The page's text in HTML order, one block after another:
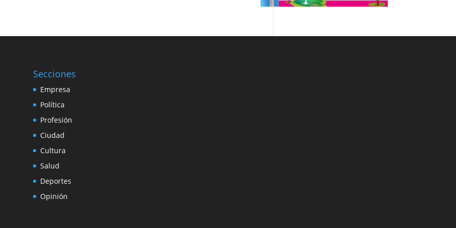
Secciones
Empresa
Política
Profesión
Ciudad
Cultura
Salud
Deportes
Opinión